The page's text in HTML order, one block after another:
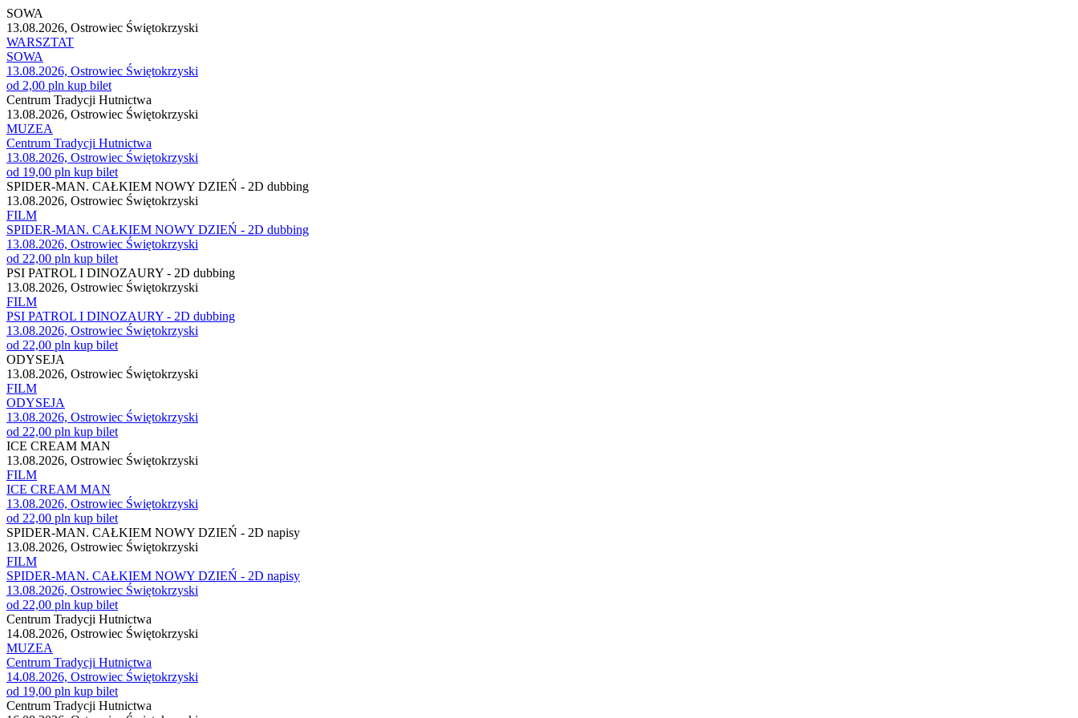
SOWA
13.08.2026, Ostrowiec Świętokrzyski
WARSZTAT
SOWA
13.08.2026, Ostrowiec Świętokrzyski
od 2,00 pln kup bilet
Centrum Tradycji Hutnictwa
13.08.2026, Ostrowiec Świętokrzyski
MUZEA
Centrum Tradycji Hutnictwa
13.08.2026, Ostrowiec Świętokrzyski
od 19,00 pln kup bilet
SPIDER-MAN. CAŁKIEM NOWY DZIEŃ - 2D dubbing
13.08.2026, Ostrowiec Świętokrzyski
FILM
SPIDER-MAN. CAŁKIEM NOWY DZIEŃ - 2D dubbing
13.08.2026, Ostrowiec Świętokrzyski
od 22,00 pln kup bilet
PSI PATROL I DINOZAURY - 2D dubbing
13.08.2026, Ostrowiec Świętokrzyski
FILM
PSI PATROL I DINOZAURY - 2D dubbing
13.08.2026, Ostrowiec Świętokrzyski
od 22,00 pln kup bilet
ODYSEJA
13.08.2026, Ostrowiec Świętokrzyski
FILM
ODYSEJA
13.08.2026, Ostrowiec Świętokrzyski
od 22,00 pln kup bilet
ICE CREAM MAN
13.08.2026, Ostrowiec Świętokrzyski
FILM
ICE CREAM MAN
13.08.2026, Ostrowiec Świętokrzyski
od 22,00 pln kup bilet
SPIDER-MAN. CAŁKIEM NOWY DZIEŃ - 2D napisy
13.08.2026, Ostrowiec Świętokrzyski
FILM
SPIDER-MAN. CAŁKIEM NOWY DZIEŃ - 2D napisy
13.08.2026, Ostrowiec Świętokrzyski
od 22,00 pln kup bilet
Centrum Tradycji Hutnictwa
14.08.2026, Ostrowiec Świętokrzyski
MUZEA
Centrum Tradycji Hutnictwa
14.08.2026, Ostrowiec Świętokrzyski
od 19,00 pln kup bilet
Centrum Tradycji Hutnictwa